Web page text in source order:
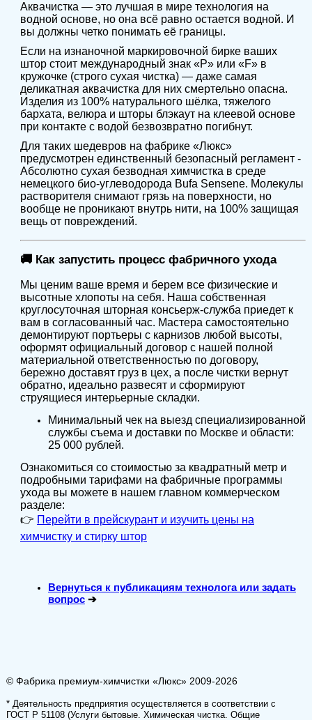
Аквачистка — это лучшая в мире технология на
водной основе, но она всё равно остается водной. И
вы должны четко понимать её границы.
Если на изнаночной маркировочной бирке ваших
штор стоит международный знак «P» или «F» в
кружочке (строго сухая чистка) — даже самая
деликатная аквачистка для них смертельно опасна.
Изделия из 100% натурального шёлка, тяжелого
бархата, велюра и шторы блэкаут на клеевой основе
при контакте с водой безвозвратно погибнут.
Для таких шедевров на фабрике «Люкс»
предусмотрен единственный безопасный регламент -
Абсолютно сухая безводная химчистка в среде
немецкого био-углеводорода Bufa Sensene. Молекулы
растворителя снимают грязь на поверхности, но
вообще не проникают внутрь нити, на 100% защищая
вещь от повреждений.
🚚 Как запустить процесс фабричного ухода
Мы ценим ваше время и берем все физические и
высотные хлопоты на себя. Наша собственная
круглосуточная шторная консьерж-служба приедет к
вам в согласованный час. Мастера самостоятельно
демонтируют портьеры с карнизов любой высоты,
оформят официальный договор с нашей полной
материальной ответственностью по договору,
бережно доставят груз в цех, а после чистки вернут
обратно, идеально развесят и сформируют
струящиеся интерьерные складки.
Минимальный чек на выезд специализированной
службы съема и доставки по Москве и области:
25 000 рублей.
Ознакомиться со стоимостью за квадратный метр и
подробными тарифами на фабричные программы
ухода вы можете в нашем главном коммерческом
разделе:
👉 Перейти в прейскурант и изучить цены на
химчистку и стирку штор
Вернуться к публикациям технолога или задать
вопрос➔
© Фабрика премиум-химчистки «Люкс» 2009-2026
* Деятельность предприятия осуществляется в соответствии с
ГОСТ Р 51108 (Услуги бытовые. Химическая чистка. Общие